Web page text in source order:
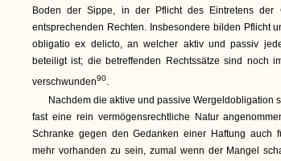
Boden der Sippe, in der Pflicht des Eintretens der
entsprechenden Rechten. Insbesondere bilden Pflicht
obligatio ex delicto, an welcher aktiv und passiv
beteiligt ist; die betreffenden Rechtssätze sind noch
verschwunden90.
Nachdem die aktive und passive Wergeldobligation
fast eine rein vermögensrechtliche Natur
Schranke gegen den Gedanken einer Haftung auch
mehr vorhanden zu sein, zumal wenn der Mangel